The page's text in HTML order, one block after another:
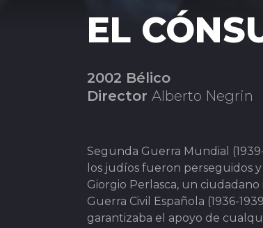
EL
2002 Bélico
Director Alberto Negrin
Segunda Guerra Mundial
los judíos fueron perseguidos
Giorgio Perlasca, un
Guerra Civil Española (1936-
garantizaba el apoyo de